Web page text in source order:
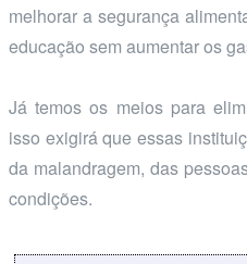
melhorar a segurança
educação sem aumentar os
Já temos os meios para
isso exigirá que essas
da malandragem, das
condições.